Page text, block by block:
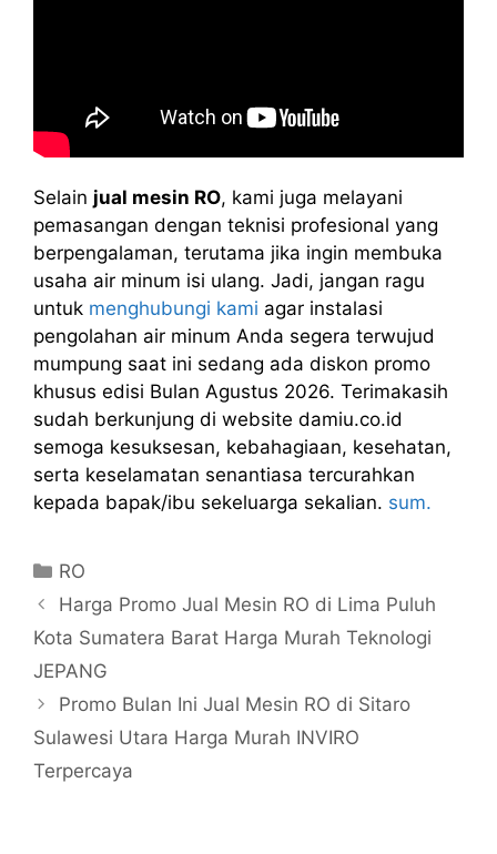
Selain jual mesin RO, kami juga melayani
pemasangan dengan teknisi profesional yang
berpengalaman, terutama jika ingin membuka
usaha air minum isi ulang. Jadi, jangan ragu
untuk menghubungi kami agar instalasi
pengolahan air minum Anda segera terwujud
mumpung saat ini sedang ada diskon promo
khusus edisi Bulan Agustus 2026. Terimakasih
sudah berkunjung di website damiu.co.id
semoga kesuksesan, kebahagiaan, kesehatan,
serta keselamatan senantiasa tercurahkan
kepada bapak/ibu sekeluarga sekalian. sum.
Kategori
RO
Harga Promo Jual Mesin RO di Lima Puluh
Kota Sumatera Barat Harga Murah Teknologi
JEPANG
Promo Bulan Ini Jual Mesin RO di Sitaro
Sulawesi Utara Harga Murah INVIRO
Terpercaya